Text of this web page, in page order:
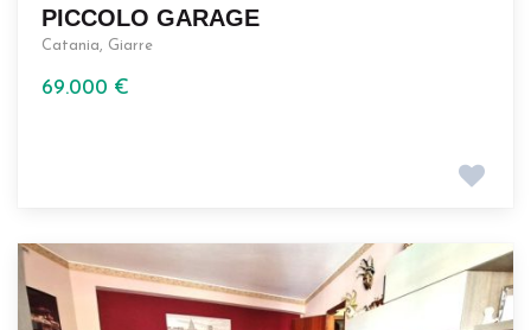
PICCOLO GARAGE
Catania, Giarre
69.000 €